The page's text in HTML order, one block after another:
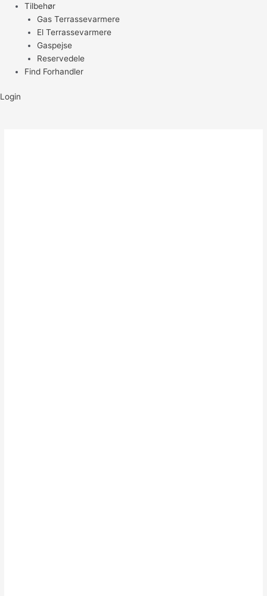
Tilbehør
Gas Terrassevarmere
El Terrassevarmere
Gaspejse
Reservedele
Find Forhandler
Login